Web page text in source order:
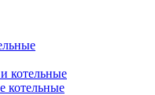
котельные
котельные